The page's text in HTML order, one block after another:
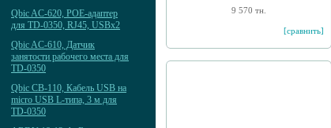
Qbic AC-620, POE-адаптер
для TD-0350, RJ45, USBx2
Qbic AC-610, Датчик
занятости рабочего места для
TD-0350
Qbic CB-110, Кабель USB на
micro USB L-типа, 3 м для
TD-0350
9 570 тн.
[сравнить]